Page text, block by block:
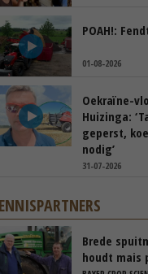
POAH!:
01-08-2026
Oekraïne-
Huizinga:
geperst,
nodig’
31-07-2026
Brede
houdt mais